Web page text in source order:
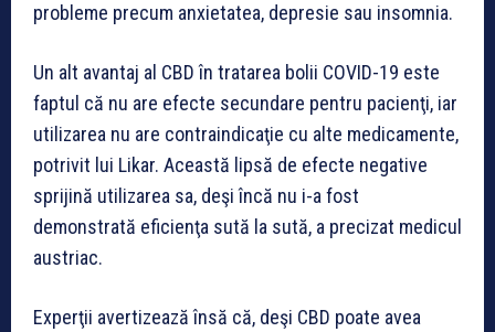
probleme precum anxietatea, depresie sau insomnia.
Un alt avantaj al CBD în tratarea bolii COVID-19 este
faptul că nu are efecte secundare pentru pacienţi, iar
utilizarea nu are contraindicaţie cu alte medicamente,
potrivit lui Likar. Această lipsă de efecte negative
sprijină utilizarea sa, deşi încă nu i-a fost
demonstrată eficienţa sută la sută, a precizat medicul
austriac.
Experţii avertizează însă că, deşi CBD poate avea